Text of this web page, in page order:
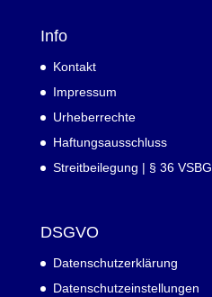
Info
Kontakt
Impressum
Urheberrechte
Haftungsausschluss
Streitbeilegung | § 36 VSBG
DSGVO
Datenschutzerklärung
Datenschutzeinstellungen